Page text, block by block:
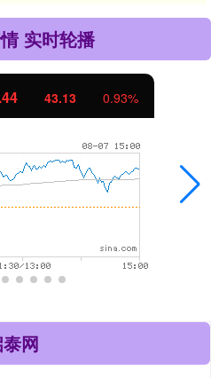
实时轮播
43.13 0.93%
网